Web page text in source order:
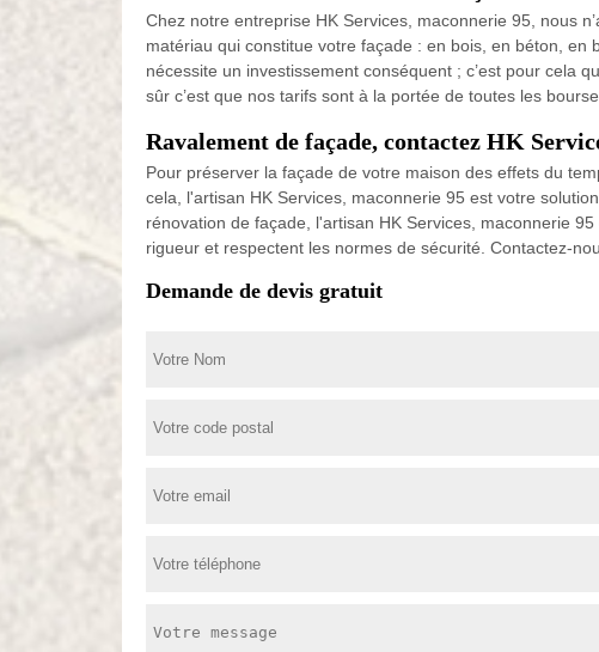
Chez notre entreprise HK Services, maconnerie 95, nous
matériau qui constitue votre façade : en bois, en béton, en
nécessite un investissement conséquent ; c’est pour cela
sûr c’est que nos tarifs sont à la portée de toutes les
Ravalement de façade, contactez HK
Pour préserver la façade de votre maison des effets du
cela, l'artisan HK Services, maconnerie 95 est votre
rénovation de façade, l'artisan HK Services, maconnerie
rigueur et respectent les normes de sécurité. Contactez-
Demande de devis gratuit